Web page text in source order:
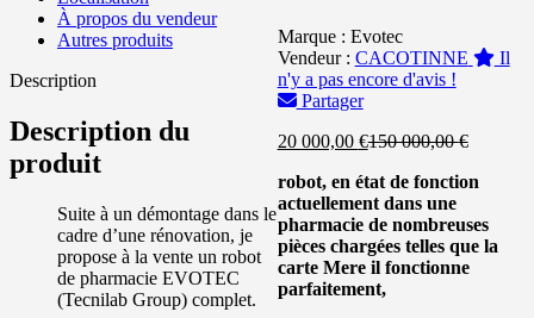
Marque : Evotec
Vendeur : CACOTINNE
Il
n'y a pas encore d'avis !
Partager
20 000,00 €Le
actuel
est :
20
000,00 €.
150 000,00€Le
initial
150
000,00
robot, en état de fonction
actuellement dans une
pharmacie de nombreuses
pièces chargées telles que la
carte Mere il fonctionne
parfaitement,
À propos du vendeur
Autres produits
Description
Description du
produit
Suite à un démontage dans le
cadre d’une rénovation, je
propose à la vente un robot
de pharmacie EVOTEC
(Tecnilab Group) complet.